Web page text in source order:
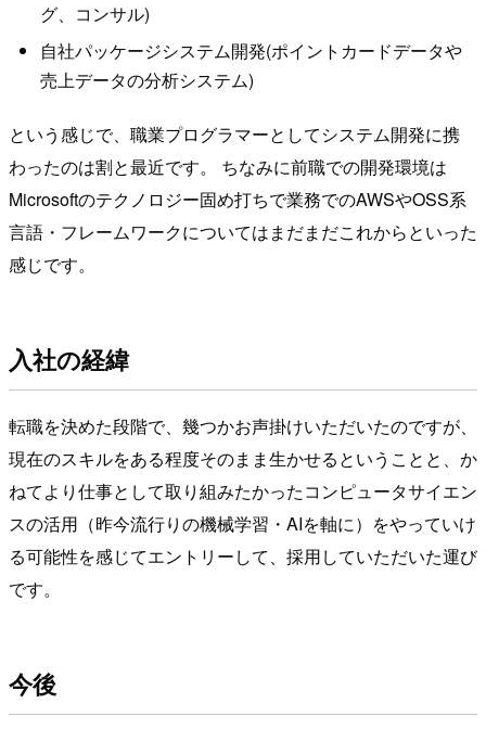
グ、コンサル)
自社パッケージシステム開発(ポイントカードデータや
売上データの分析システム)
という感じで、職業プログラマーとしてシステム開発に携
わったのは割と最近です。 ちなみに前職での開発環境は
Microsoftのテクノロジー固め打ちで業務でのAWSやOSS系
言語・フレームワークについてはまだまだこれからといった
感じです。
入社の経緯
転職を決めた段階で、幾つかお声掛けいただいたのですが、
現在のスキルをある程度そのまま生かせるということと、か
ねてより仕事として取り組みたかったコンピュータサイエン
スの活用（昨今流行りの機械学習・AIを軸に）をやっていけ
る可能性を感じてエントリーして、採用していただいた運び
です。
今後